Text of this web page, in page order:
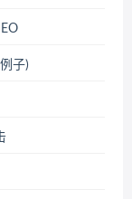
子)